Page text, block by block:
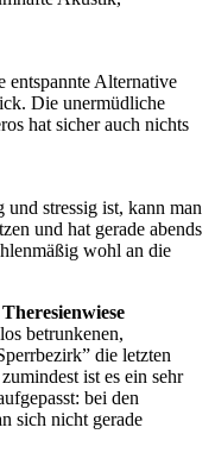
entspannte Alternative
Die unermüdliche
hat sicher auch nichts
stressig ist, kann man
und hat gerade abends
wohl an die
betrunkenen,
die letzten
ist es ein sehr
bei den
sich nicht gerade